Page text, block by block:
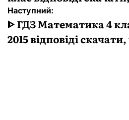
Наступний:
ᐈ ГДЗ Математика 4
2015 відповіді